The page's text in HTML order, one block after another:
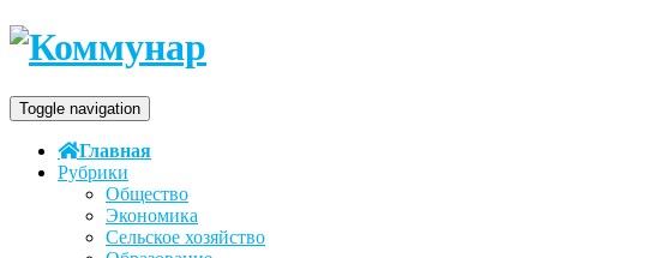
Toggle navigation
Главная
Рубрики
Общество
Экономика
Сельское хозяйство